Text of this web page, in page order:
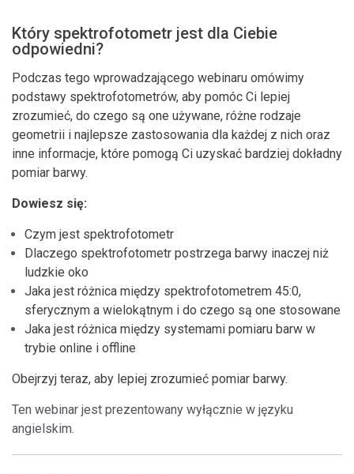
Który spektrofotometr jest dla Ciebie
odpowiedni?
Podczas tego wprowadzającego webinaru omówimy
podstawy spektrofotometrów, aby pomóc Ci lepiej
zrozumieć, do czego są one używane, różne rodzaje
geometrii i najlepsze zastosowania dla każdej z nich oraz
inne informacje, które pomogą Ci uzyskać bardziej dokładny
pomiar barwy.
Dowiesz się:
Czym jest spektrofotometr
Dlaczego spektrofotometr postrzega barwy inaczej niż
ludzkie oko
Jaka jest różnica między spektrofotometrem 45:0,
sferycznym a wielokątnym i do czego są one stosowane
Jaka jest różnica między systemami pomiaru barw w
trybie online i offline
Obejrzyj teraz, aby lepiej zrozumieć pomiar barwy.
Ten webinar jest prezentowany wyłącznie w języku
angielskim.